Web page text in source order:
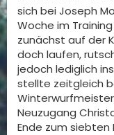
sich bei Joseph
Woche im
zunächst auf der
doch laufen,
jedoch lediglich
stellte zeitgleich
Neuzugang
Ende zum siebten